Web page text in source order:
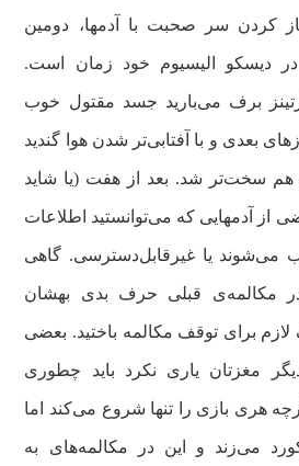
کردن سر صحبت با آدمها، دومین
دیسکو الیسیوم خود زمان است.
برف می‌بارید جسد مقتول خوب
بعدی و با آفتابی‌تر شدن هوا گندید
هم سخت‌تر شد. بعد از هفت (یا شاید
از آدمهایی که می‌توانستید اطلاعات
می‌شوند یا غیرقابل‌دسترسی. گاهی
مکالمه‌ی قبلی حرف بدی بهشان
لازم برای توقف مکالمه باختید. بعضی
مغزتان یاری نکرد باید چطوری
هری بازی را تنها شروع می‌کند اما
می‌زند و این در مکالمه‌های به